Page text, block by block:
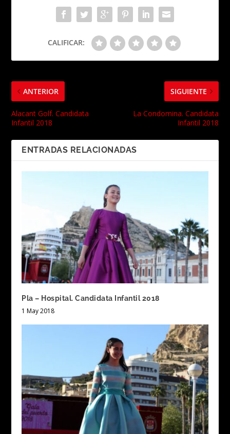
CALIFICAR:
ANTERIOR
Alacant Golf. Candidata
Infantil 2018
SIGUIENTE
La Condomina. Candidata
Infantil 2018
ENTRADAS RELACIONADAS
Pla – Hospital. Candidata Infantil 2018
1 May 2018